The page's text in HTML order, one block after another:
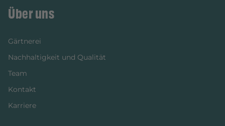
Über uns
Gärtnerei
Nachhaltigkeit und Qualität
Team
Kontakt
Karriere